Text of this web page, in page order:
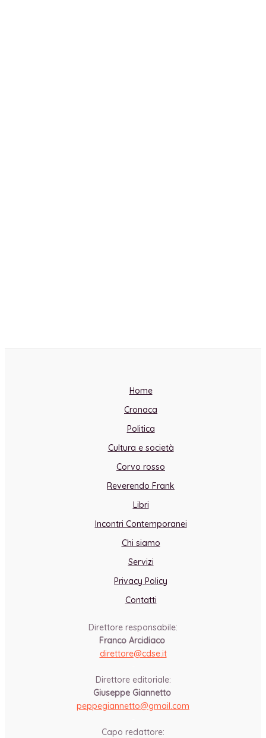
Home
Cronaca
Politica
Cultura e società
Corvo rosso
Reverendo Frank
Libri
Incontri Contemporanei
Chi siamo
Servizi
Privacy Policy
Contatti
Direttore responsabile:
Franco Arcidiaco
direttore@cdse.it
Direttore editoriale:
Giuseppe Giannetto
peppegiannetto@gmail.com
Capo redattore: